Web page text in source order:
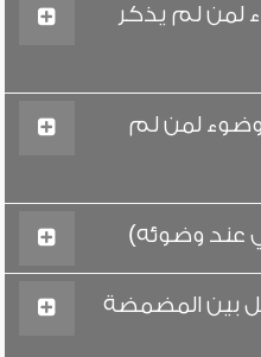
لمن لم يذكر
لمن لم
عند وضوئه)
بين المضمضة